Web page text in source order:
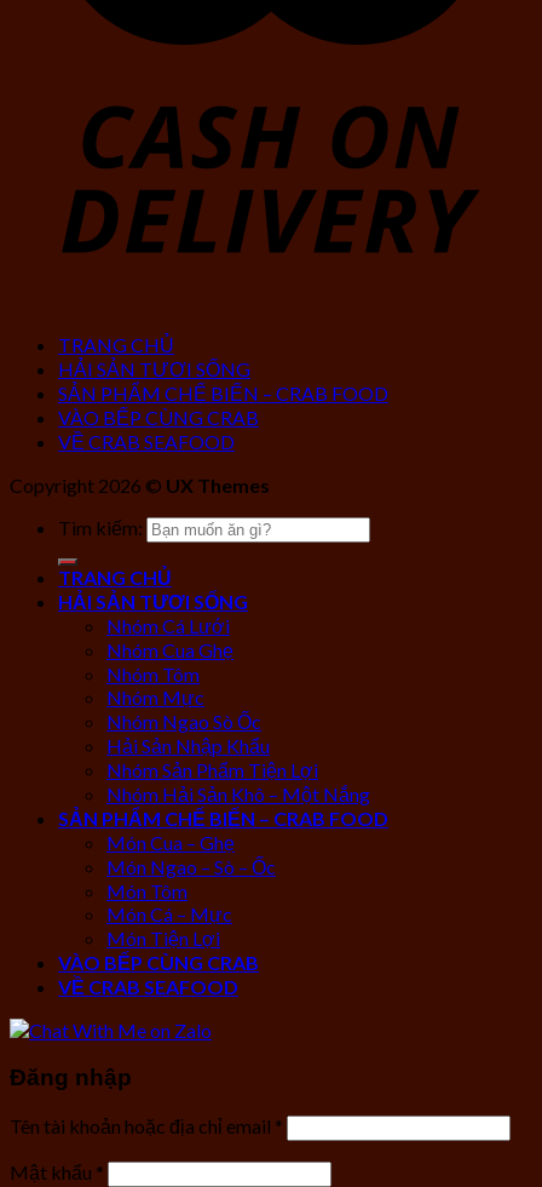
TRANG CHỦ
HẢI SẢN TƯƠI SỐNG
SẢN PHẨM CHẾ BIẾN – CRAB FOOD
VÀO BẾP CÙNG CRAB
VỀ CRAB SEAFOOD
Copyright 2026 © UX Themes
Tìm kiếm:
TRANG CHỦ
HẢI SẢN TƯƠI SỐNG
Nhóm Cá Lưới
Nhóm Cua Ghẹ
Nhóm Tôm
Nhóm Mực
Nhóm Ngao Sò Ốc
Hải Sản Nhập Khẩu
Nhóm Sản Phẩm Tiện Lợi
Nhóm Hải Sản Khô – Một Nắng
SẢN PHẨM CHẾ BIẾN – CRAB FOOD
Món Cua – Ghẹ
Món Ngao – Sò – Ốc
Món Tôm
Món Cá – Mực
Món Tiện Lợi
VÀO BẾP CÙNG CRAB
VỀ CRAB SEAFOOD
Đăng nhập
Tên tài khoản hoặc địa chỉ email *
Mật khẩu *